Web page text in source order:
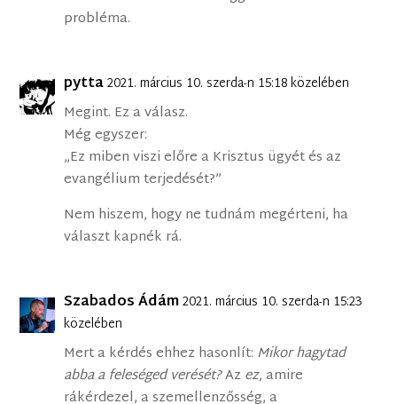
probléma.
pytta2021. március 10. szerda-n 15:18 közelében
Megint. Ez a válasz.
Még egyszer:
„Ez miben viszi előre a Krisztus ügyét és az
evangélium terjedését?”
Nem hiszem, hogy ne tudnám megérteni, ha
választ kapnék rá.
Szabados Ádám2021. március 10. szerda-n 15:23
közelében
Mert a kérdés ehhez hasonlít: Mikor hagytad
abba a feleséged verését?Az ez, amire
rákérdezel, a szemellenzősség, a